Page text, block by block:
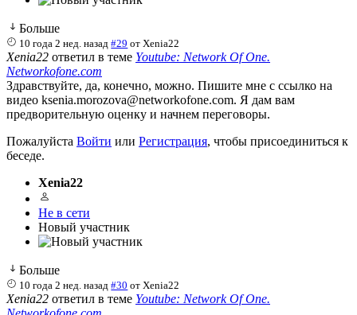
Больше
10 года 2 нед. назад #29 отXenia22
Xenia22 ответил в теме Youtube: Network Of One.
Networkofone.com
Здравствуйте, да, конечно, можно. Пишите мне с ссылко на
видео ksenia.morozova@networkofone.com. Я дам вам
предворительную оценку и начнем переговоры.
Пожалуйста Войти или Регистрация, чтобы присоединиться к
беседе.
Xenia22
Не в сети
Новый участник
Больше
10 года 2 нед. назад #30 отXenia22
Xenia22 ответил в теме Youtube: Network Of One.